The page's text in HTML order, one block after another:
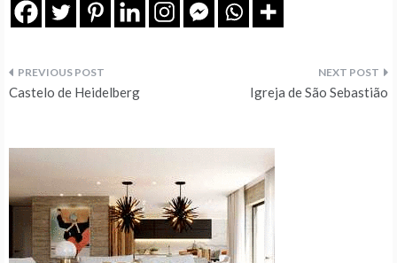
Navegação
artigos
Castelo de Heidelberg Igreja de São Sebastião